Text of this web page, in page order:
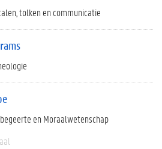
tolken en communicatie
en Moraalwetenschap